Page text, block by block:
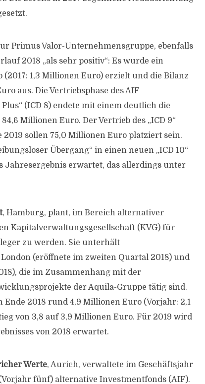
Primus Valor-Unternehmensgruppe, ebenfalls
2018 „als sehr positiv“: Es wurde ein
1,3 Millionen Euro) erzielt und die Bilanz
aus. Die Vertriebsphase des AIF
(ICD 8) endete mit einem deutlich die
Millionen Euro. Der Vertrieb des „ICD 9“
2019 sollen 75,0 Millionen Euro platziert sein.
Übergang“ in einen neuen „ICD 10“
Jahresergebnis erwartet, das allerdings unter
, Hamburg, plant, im Bereich alternativer
Kapitalverwaltungsgesellschaft (KVG) für
zu werden. Sie unterhält
(eröffnete im zweiten Quartal 2018) und
die im Zusammenhang mit der
der Aquila-Gruppe tätig sind.
2018 rund 4,9 Millionen Euro (Vorjahr: 2,1
von 3,8 auf 3,9 Millionen Euro. Für 2019 wird
von 2018 erwartet.
Werte, Aurich, verwaltete im Geschäftsjahr
fünf) alternative Investmentfonds (AIF).